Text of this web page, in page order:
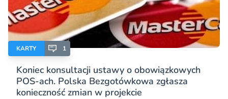
KARTY 1
Koniec konsultacji ustawy o obowiązkowych
POS-ach. Polska Bezgotówkowa zgłasza
konieczność zmian w projekcie